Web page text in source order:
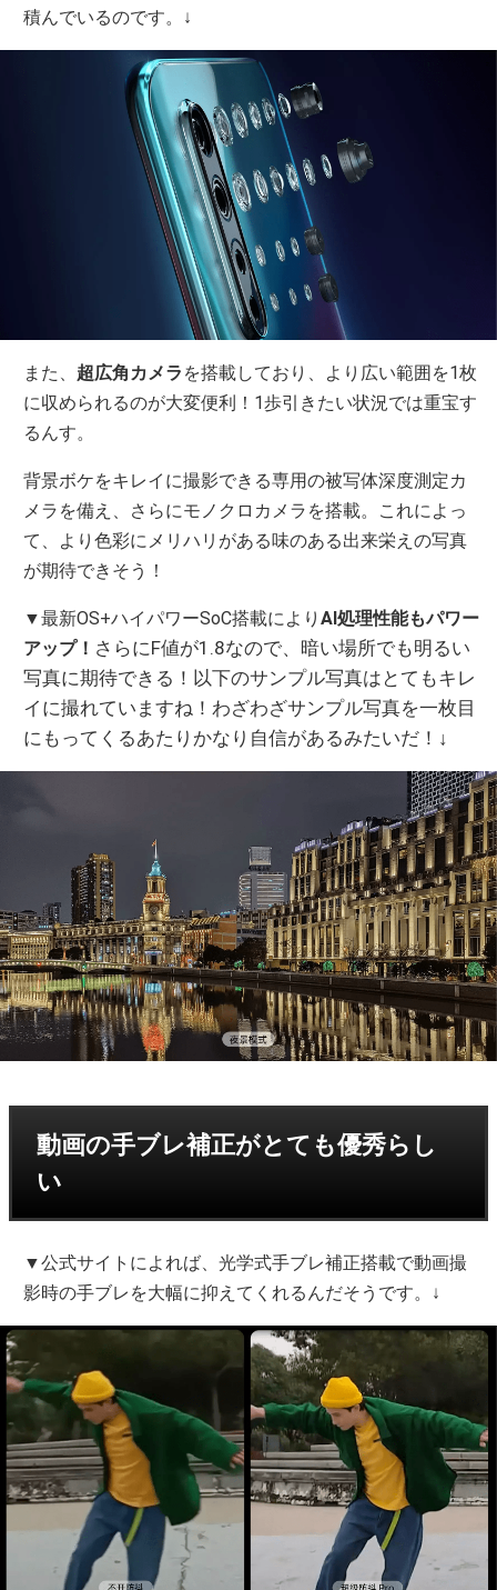
積んでいるのです。↓
また、 超広角カメラ を搭載しており、より広い範囲を1枚
に収められるのが大変便利！1歩引きたい状況では重宝す
るんす。
背景ボケをキレイに撮影できる専用の被写体深度測定カ
メラを備え、さらにモノクロカメラを搭載。これによっ
て、より色彩にメリハリがある味のある出来栄えの写真
が期待できそう！
▼最新OS+ハイパワーSoC搭載によりAI処理性能もパワー
アップ！ さらにF値が1.8なので、暗い場所でも明るい
写真に期待できる！以下のサンプル写真はとてもキレ
イに撮れていますね！わざわざサンプル写真を一枚目
にもってくるあたりかなり自信があるみたいだ！↓
動画の手ブレ補正がとても優秀らし
い
▼公式サイトによれば、光学式手ブレ補正搭載で動画撮
影時の手ブレを大幅に抑えてくれるんだそうです。↓